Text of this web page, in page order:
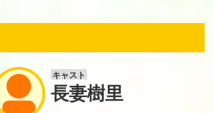
キャスト
長妻樹里